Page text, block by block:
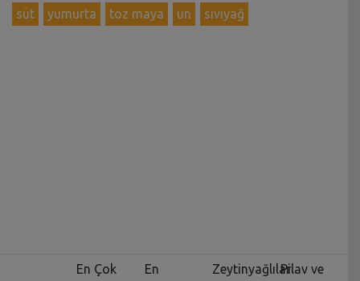
süt yumurta toz maya un sıvıyağ
En Çok
En
ZeytinyağlılarPilav ve